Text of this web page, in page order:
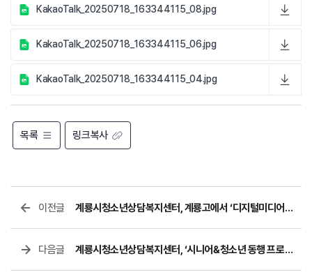
KakaoTalk_20250718_163344115_08.jpg
KakaoTalk_20250718_163344115_06.jpg
KakaoTalk_20250718_163344115_04.jpg
목록 링크복사
이전글 계룡시청소년상담복지센터, 계룡고에서 ‘디지털미디어피해청소년회복지원’ 함께하는 아웃리치 성료
다음글 계룡시청소년상담복지센터, ‘시니어&청소년 동행 프로젝트’ 성료